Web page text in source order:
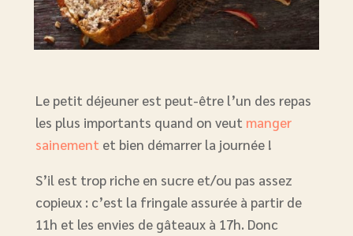
Le petit déjeuner est peut-être l’un des repas
les plus importants quand on veut manger
sainement et bien démarrer la journée !
S’il est trop riche en sucre et/ou pas assez
copieux : c’est la fringale assurée à partir de
11h et les envies de gâteaux à 17h. Donc